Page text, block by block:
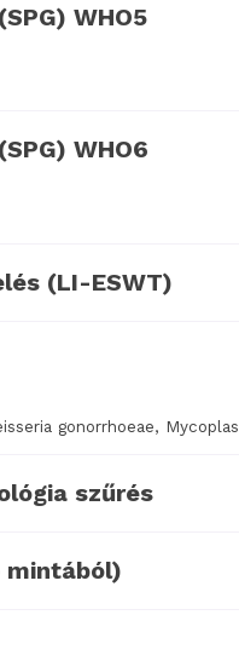
WHO5
WHO6
(LI-ESWT)
gonorrhoeae,
szűrés
mintából)